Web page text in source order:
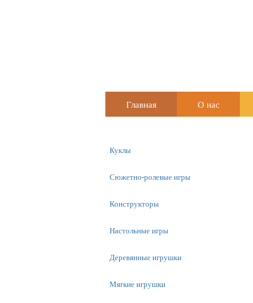
Главная О нас
Куклы
Сюжетно-ролевые игры
Конструкторы
Настольные игры
Деревянные игрушки
Мягкие игрушки